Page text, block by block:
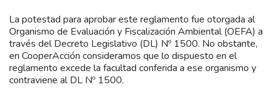
La potestad para aprobar este reglamento fue otorgada al
Organismo de Evaluación y Fiscalización Ambiental (OEFA) a
través del Decreto Legislativo (DL) Nº 1500. No obstante,
en CooperAcción consideramos que lo dispuesto en el
reglamento excede la facultad conferida a ese organismo y
contraviene al DL Nº 1500.